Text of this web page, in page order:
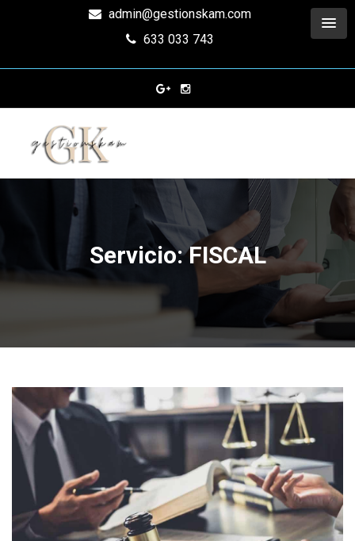
admin@gestionskam.com
633 033 743
Servicio: FISCAL